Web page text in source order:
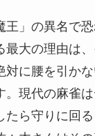
王」の異名で
最大の理由は
対に腰を引か
。現代の麻雀
たら守りに回る